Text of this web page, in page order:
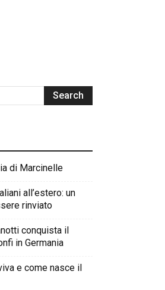
di Marcinelle
all’estero: un
rinviato
conquista il
in Germania
e come nasce il